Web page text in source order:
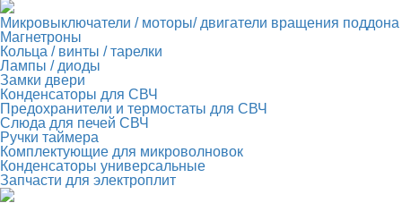
Микровыключатели / моторы/ двигатели вращения поддона
Магнетроны
Кольца / винты / тарелки
Лампы / диоды
Замки двери
Конденсаторы для СВЧ
Предохранители и термостаты для СВЧ
Слюда для печей СВЧ
Ручки таймера
Комплектующие для микроволновок
Конденсаторы универсальные
Запчасти для электроплит